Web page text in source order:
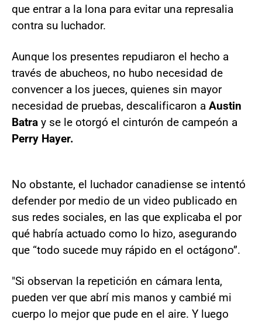
que entrar a la lona para evitar una represalia
contra su luchador.
Aunque los presentes repudiaron el hecho a
través de abucheos, no hubo necesidad de
convencer a los jueces, quienes sin mayor
necesidad de pruebas, descalificaron a Austin
Batra y se le otorgó el cinturón de campeón a
Perry Hayer.
No obstante, el luchador canadiense se intentó
defender por medio de un video publicado en
sus redes sociales, en las que explicaba el por
qué habría actuado como lo hizo, asegurando
que “todo sucede muy rápido en el octágono”.
"Si observan la repetición en cámara lenta,
pueden ver que abrí mis manos y cambié mi
cuerpo lo mejor que pude en el aire. Y luego